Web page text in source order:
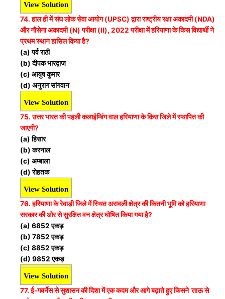
View Solution
74. हाल ही में संघ लोक सेवा आयोग (UPSC) द्वारा राष्ट्रीय रक्षा अकादमी (NDA)
और नौसेना अकादमी (N) परीक्षा (II), 2022 परीक्षा में हरियाणा के किस विद्यार्थी ने
प्रथम स्थान हासिल किया है?
(a) पर्व राठी
(b) दीपक भारद्वाज
(c) आयुष कुमार
(d) अनुराग सांगवान
View Solution
75. उत्तर भारत की पहली कलाईम्बिंग वाल हरियाणा के किस जिले में स्थापित की
जाएगी?
(a) हिसार
(b) करनाल
(c) अम्बाला
(d) रोहतक
View Solution
76. हरियाणा के रेवाड़ी जिले में स्थित अरावली क्षेत्र की कितनी भूमि को हरियाणा
सरकार की ओर से सुरक्षित वन क्षेत्र घोषित किया गया है?
(a) 6852 एकड़
(b) 7852 एकड़
(c) 8852 एकड़
(d) 9852 एकड़
View Solution
77. ई-गवर्नेस से सुशासन की दिशा में एक कदम और आगे बढ़ाते हुए किसने ‘ताऊ से